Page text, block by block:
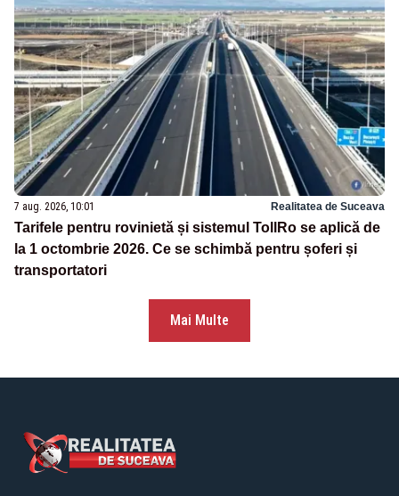
7 aug. 2026, 10:01 Realitatea de Suceava
Tarifele pentru rovinietă și sistemul TollRo se aplică de
la 1 octombrie 2026. Ce se schimbă pentru șoferi și
transportatori
Mai Multe